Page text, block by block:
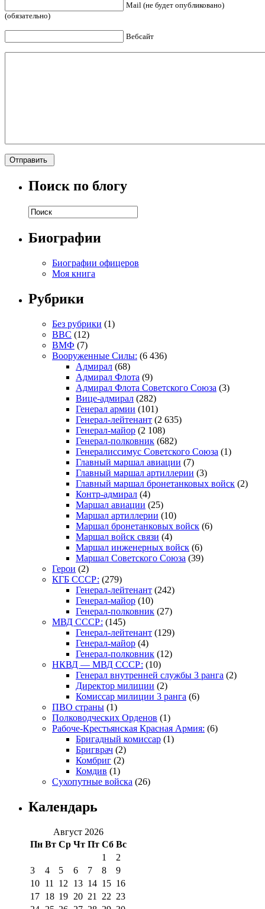
Mail (не будет опубликовано)
(обязательно)
Вебсайт
Поиск по блогу
Биографии
Биографии офицеров
Моя книга
Рубрики
Без рубрики (1)
ВВС (12)
ВМФ (7)
Вооруженные Силы: (6 436)
Адмирал (68)
Адмирал Флота (9)
Адмирал Флота Советского Союза (3)
Вице-адмирал (282)
Генерал армии (101)
Генерал-лейтенант (2 635)
Генерал-майор (2 108)
Генерал-полковник (682)
Генералиссимус Советского Союза (1)
Главный маршал авиации (7)
Главный маршал артиллерии (3)
Главный маршал бронетанковых войск (2)
Контр-адмирал (4)
Маршал авиации (25)
Маршал артиллерии (10)
Маршал бронетанковых войск (6)
Маршал войск связи (4)
Маршал инженерных войск (6)
Маршал Советского Союза (39)
Герои (2)
КГБ СССР: (279)
Генерал-лейтенант (242)
Генерал-майор (10)
Генерал-полковник (27)
МВД СССР: (145)
Генерал-лейтенант (129)
Генерал-майор (4)
Генерал-полковник (12)
НКВД — МВД СССР: (10)
Генерал внутренней службы 3 ранга (2)
Директор милиции (2)
Комиссар милиции 3 ранга (6)
ПВО страны (1)
Полководческих Орденов (1)
Рабоче-Крестьянская Красная Армия: (6)
Бригадный комиссар (1)
Бригврач (2)
Комбриг (2)
Комдив (1)
Сухопутные войска (26)
Календарь
Август 2026
Пн Вт Ср Чт Пт Сб Вс
1
2
3
4 5 6 7 8
9
10 11 12 13 14 15 16
17 18 19 20 21 22 23